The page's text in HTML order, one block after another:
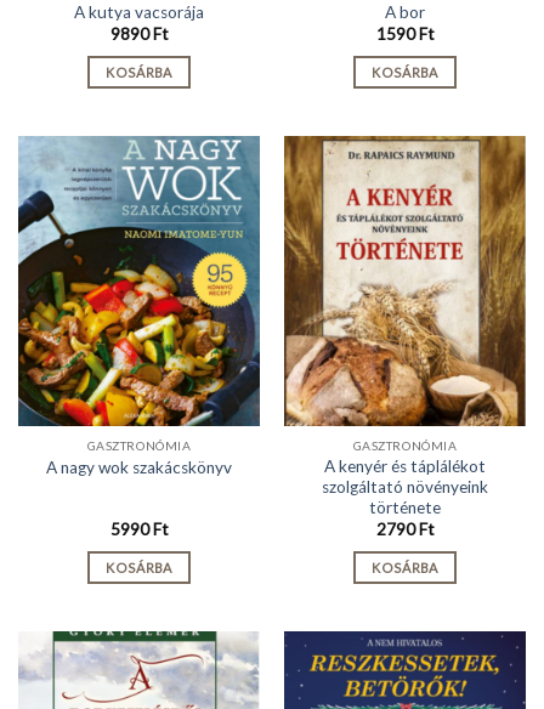
A kutya vacsorája
9890Ft
KOSÁRBA
A bor
1590Ft
KOSÁRBA
GASZTRONÓMIA
A nagy wok szakácskönyv
5990Ft
KOSÁRBA
GASZTRONÓMIA
A kenyér és táplálékot
szolgáltató növényeink
története
2790Ft
KOSÁRBA